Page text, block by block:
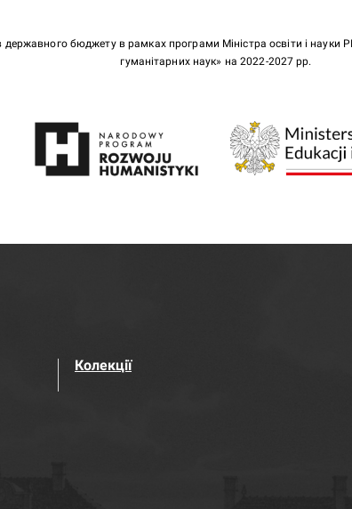
державного бюджету в рамках програми Міністра освіти і
гуманітарних наук» на 2022-2027 рр.
Колекції